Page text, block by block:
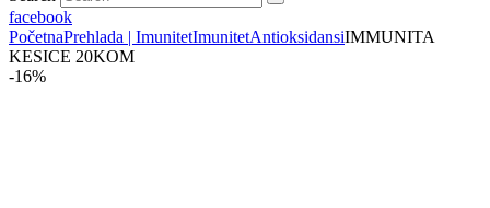
facebook
PočetnaPrehlada | ImunitetImunitetAntioksidansiIMMUNITA
KESICE 20KOM
-16%